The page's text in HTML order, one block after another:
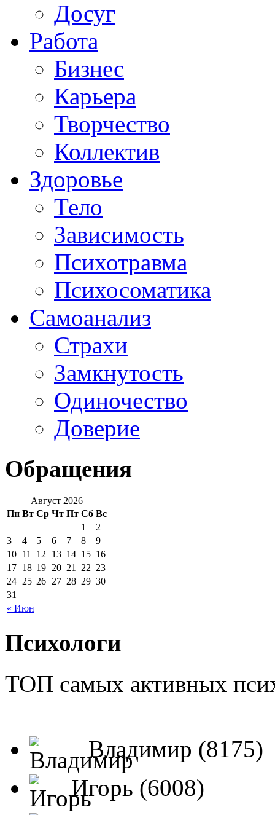
Досуг
Работа
Бизнес
Карьера
Творчество
Коллектив
Здоровье
Тело
Зависимость
Психотравма
Психосоматика
Самоанализ
Страхи
Замкнутость
Одиночество
Доверие
Обращения
Август 2026
Пн Вт Ср Чт Пт Сб Вс
« Июн
1
2
3
4 5 6 7 8
9
10 11 12 13 14 15 16
17 18 19 20 21 22 23
24 25 26 27 28 29 30
31
Психологи
ТОП самых активных
Владимир (8175)
Игорь (6008)